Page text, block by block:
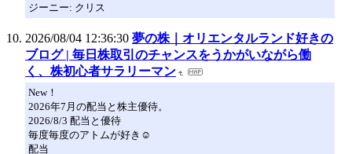
ジーニー: クリス
2026/08/04 12:36:30 夢の株｜オリエンタルランド好きの
ブログ | 毎日株取引のチャンスをうかがいながら働
く、株初心者サラリーマン
New！
2026年7月の配当と株主優待。
2026/8/3 配当と優待
毎度毎度のアトムが好き☺️
配当